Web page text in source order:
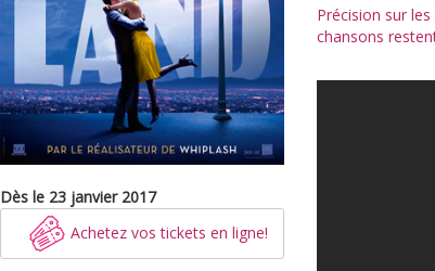
Dès le 23 janvier 2017
Achetez vos tickets en ligne!
Précision sur
chansons